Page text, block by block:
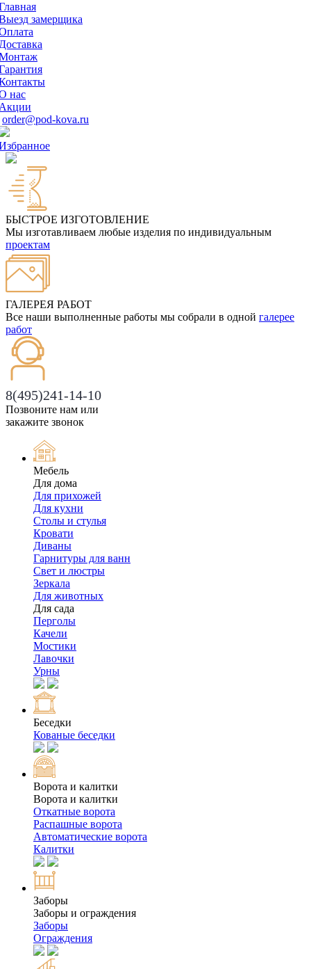
замерщика
нас
order@pod-kova.ru
БЫСТРОЕ ИЗГОТОВЛЕНИЕ
Мы изготавливаем любые изделия по индивидуальным
проектам
ГАЛЕРЕЯ РАБОТ
Все наши выполненные работы мы собрали в одной галерее
работ
8(495)241-14-10
Позвоните нам или
закажите звонок
Мебель
Для дома
Для прихожей
Для кухни
Столы и стулья
Кровати
Диваны
Гарнитуры для ванн
Свет и люстры
Зеркала
Для животных
Для сада
Перголы
Качели
Мостики
Лавочки
Урны
Беседки
Кованые беседки
Ворота и калитки
Ворота и калитки
Откатные ворота
Распашные ворота
Автоматические ворота
Калитки
Заборы
Заборы и ограждения
Заборы
Ограждения